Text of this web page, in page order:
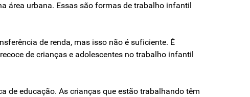
área urbana. Essas são formas de trabalho infantil
de renda, mas isso não é suficiente. É
de crianças e adolescentes no trabalho infantil
de educação. As crianças que estão trabalhando têm